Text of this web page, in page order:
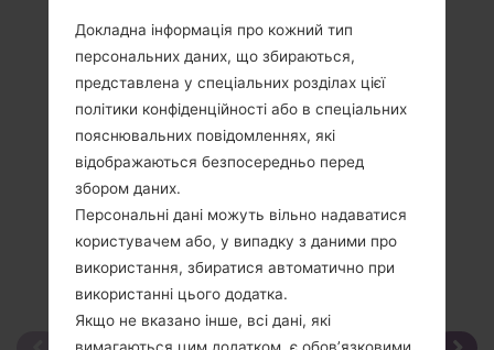
Порівняти
Докладна інформація про кожний тип
персональних даних, що збираються,
представлена у спеціальних розділах цієї
політики конфіденційності або в спеціальних
пояснювальних повідомленнях, які
відображаються безпосередньо перед
збором даних.
Персональні дані можуть вільно надаватися
користувачем або, у випадку з даними про
використання, збиратися автоматично при
використанні цього додатка.
Якщо не вказано інше, всі дані, які